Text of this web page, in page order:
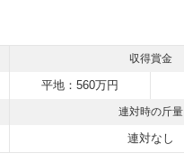
収得賞金
平地：560万円
連対時の斤量
連対なし